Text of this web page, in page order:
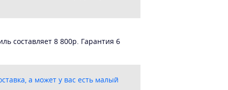
составляет 8 800р. Гарантия 6
а может у вас есть малый